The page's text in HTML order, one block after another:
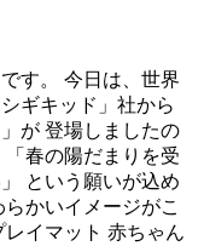
す。 今日は、世界
ギキッド」社から
が 登場しましたの
春の陽だまりを受
という願いが込め
かいイメージがこ
イマット 赤ちゃん